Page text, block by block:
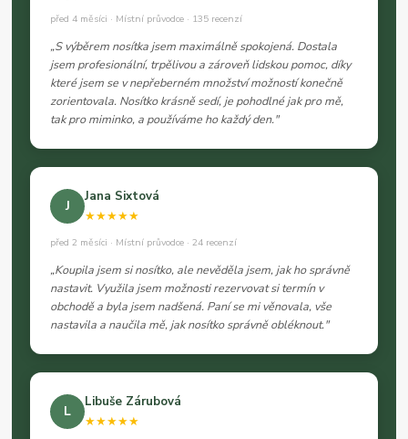
před 4 měsíci · Místní průvodce · 135 recenzí
„S výběrem nosítka jsem maximálně spokojená. Dostala
jsem profesionální, trpělivou a zároveň lidskou pomoc, díky
které jsem se v nepřeberném množství možností konečně
zorientovala. Nosítko krásně sedí, je pohodlné jak pro mě,
tak pro miminko, a používáme ho každý den."
J
Jana Sixtová
★★★★★
před 2 měsíci · Místní průvodce · 24 recenzí
„Koupila jsem si nosítko, ale nevěděla jsem, jak ho správně
nastavit. Využila jsem možnosti rezervovat si termín v
obchodě a byla jsem nadšená. Paní se mi věnovala, vše
nastavila a naučila mě, jak nosítko správně obléknout."
L
Libuše Zárubová
★★★★★